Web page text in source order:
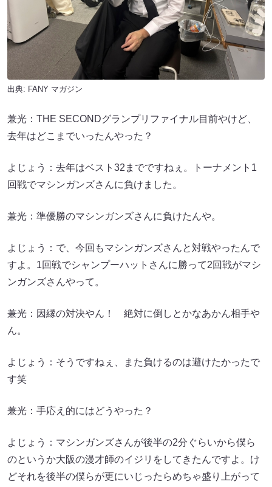
出典: FANY マガジン
兼光：THE SECONDグランプリファイナル目前やけど、
去年はどこまでいったんやった？
よじょう：去年はベスト32までですねぇ。トーナメント1
回戦でマシンガンズさんに負けました。
兼光：準優勝のマシンガンズさんに負けたんや。
よじょう：で、今回もマシンガンズさんと対戦やったんで
すよ。1回戦でシャンプーハットさんに勝って2回戦がマシ
ンガンズさんやって。
兼光：因縁の対決やん！ 絶対に倒しとかなあかん相手や
ん。
よじょう：そうですねぇ、また負けるのは避けたかったで
す笑
兼光：手応え的にはどうやった？
よじょう：マシンガンズさんが後半の2分ぐらいから僕ら
のというか大阪の漫才師のイジリをしてきたんですよ。け
どそれを後半の僕らが更にいじったらめちゃ盛り上がって